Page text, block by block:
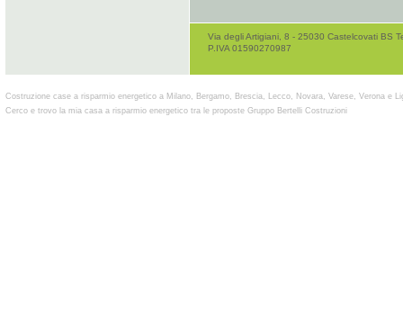
Via degli Artigiani, 8 - 25030 Castelcovati BS
P.IVA 01590270987
Costruzione case a risparmio energetico a Milano, Bergamo, Brescia, Lecco, Novara, Varese, Verona e
Cerco e trovo la mia casa a risparmio energetico tra le proposte Gruppo Bertelli Costruzioni